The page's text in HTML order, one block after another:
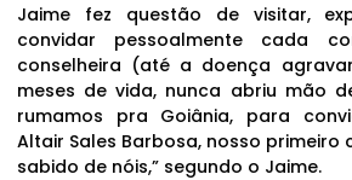
Jaime fez questão de visitar,
convidar pessoalmente cada
conselheira (até a doença
meses de vida, nunca abriu mão
rumamos pra Goiânia, para
Altair Sales Barbosa, nosso primeiro
sabido de nóis,” segundo o Jaime.